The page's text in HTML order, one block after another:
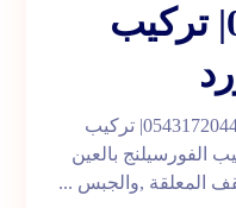
|0543172044| تركيب
تركيب فورسيلنج في العين |0543172044| تركيب
الفورسيلنج بالعين
المعلقة ,والجبس ...